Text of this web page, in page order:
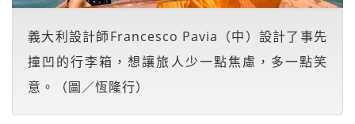
義大利設計師Francesco Pavia（中）設計了事先
撞凹的行李箱，想讓旅人少一點焦慮，多一點笑
意。（圖／恆隆行）